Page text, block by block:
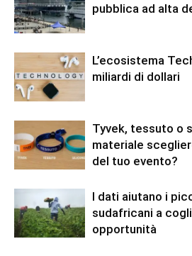
pubblica ad alta
L’ecosistema
miliardi di dollari
Tyvek, tessuto o
materiale
del tuo evento?
I dati aiutano i
sudafricani a
opportunità